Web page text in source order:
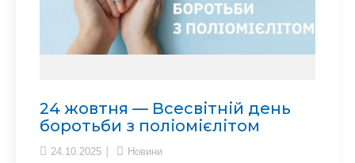
24 жовтня — Всесвітній день
боротьби з поліомієлітом
24.10.2025 Новини